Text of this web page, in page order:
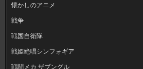
懐かしのアニメ
戦争
戦国自衛隊
戦姫絶唱シンフォギア
戦闘メカ ザブングル